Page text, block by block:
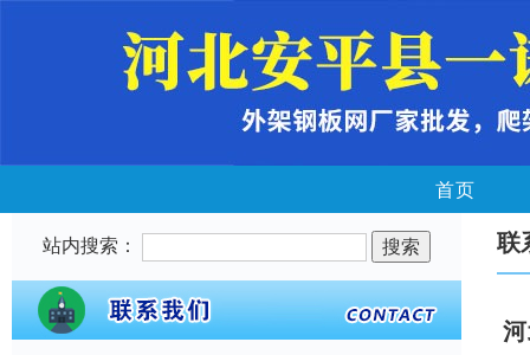
首页
站内搜索： 联